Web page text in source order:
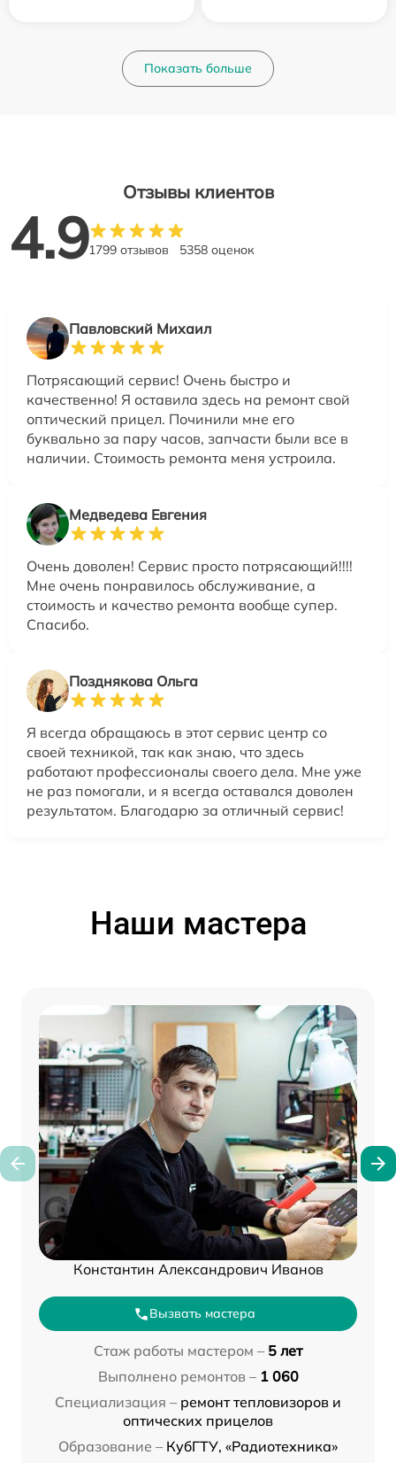
Показать больше
Отзывы клиентов
4.91799 отзывов 5358 оценок
Павловский Михаил
Потрясающий сервис! Очень быстро и
качественно! Я оставила здесь на ремонт свой
оптический прицел. Починили мне его
буквально за пару часов, запчасти были все в
наличии. Стоимость ремонта меня устроила.
Медведева Евгения
Очень доволен! Сервис просто потрясающий!!!!
Мне очень понравилось обслуживание, а
стоимость и качество ремонта вообще супер.
Спасибо.
Позднякова Ольга
Я всегда обращаюсь в этот сервис центр со
своей техникой, так как знаю, что здесь
работают профессионалы своего дела. Мне уже
не раз помогали, и я всегда оставался доволен
результатом. Благодарю за отличный сервис!
Наши мастера
Константин Александрович Иванов
Вызвать мастера
Стаж работы мастером – 5 лет
Выполнено ремонтов – 1 060
Специализация – ремонт тепловизоров и
оптических прицелов
Образование – КубГТУ, «Радиотехника»